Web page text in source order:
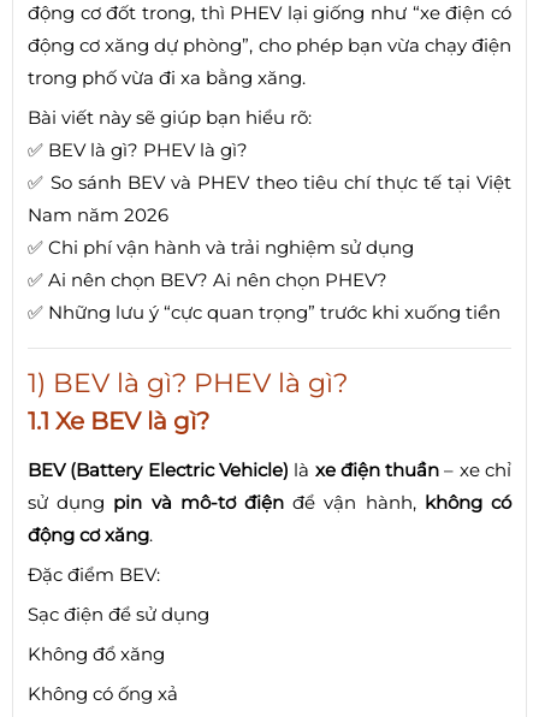
động cơ đốt trong, thì PHEV lại giống như “xe điện có
động cơ xăng dự phòng”, cho phép bạn vừa chạy điện
trong phố vừa đi xa bằng xăng.
Bài viết này sẽ giúp bạn hiểu rõ:
✅ BEV là gì? PHEV là gì?
✅ So sánh BEV và PHEV theo tiêu chí thực tế tại Việt
Nam năm 2026
✅ Chi phí vận hành và trải nghiệm sử dụng
✅ Ai nên chọn BEV? Ai nên chọn PHEV?
✅ Những lưu ý “cực quan trọng” trước khi xuống tiền
1) BEV là gì? PHEV là gì?
1.1 Xe BEV là gì?
BEV (Battery Electric Vehicle) là xe điện thuần – xe chỉ
sử dụng pin và mô-tơ điện để vận hành, không có
động cơ xăng.
Đặc điểm BEV:
Sạc điện để sử dụng
Không đổ xăng
Không có ống xả